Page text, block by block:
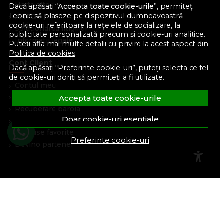
Dacă apăsați “Accepta toate cookie-urile”, permiteți
Teonic să plaseze pe dispozitivul dumneavoastră
cookie-uri referitoare la rețelele de socializare, la
publicitate personalizată precum și cookie-uri analitice.
Puteți afla mai multe detalii cu privire la acest aspect din
Politica de cookies.
Dacă apăsați “Preferinte cookie-uri”, puteți selecta ce fel
de cookie-uri doriți să permiteți a fi utilizate.
Accepta toate cookie-urile
Doar cookie-uri esentiale
Preferinte cookie-uri
Harta site
ANPC
Solutionarea litigiilor
Informatii legale
Cont Client
Contul meu
Recuperare parola
Istoric comenzi
Produse favorite
Devino partener